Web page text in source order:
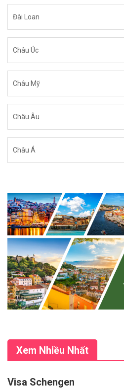
Đài Loan
Châu Úc
Châu Mỹ
Châu Âu
Châu Á
Xem Nhiều Nhất
Visa Schengen